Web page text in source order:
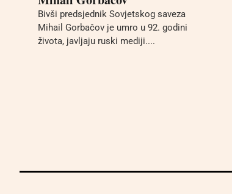
Bivši predsjednik Sovjetskog saveza
Mihail Gorbačov je umro u 92. godini
života, javljaju ruski mediji....